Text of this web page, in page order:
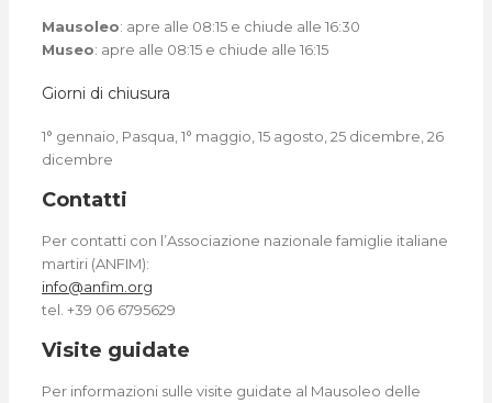
Mausoleo: apre alle 08:15 e chiude alle 16:30
Museo: apre alle 08:15 e chiude alle 16:15
Giorni di chiusura
1° gennaio, Pasqua, 1° maggio, 15 agosto, 25 dicembre, 26
dicembre
Contatti
Per contatti con l’Associazione nazionale famiglie italiane
martiri (ANFIM):
info@anfim.org
tel. +39 06 6795629
Visite guidate
Per informazioni sulle visite guidate al Mausoleo delle